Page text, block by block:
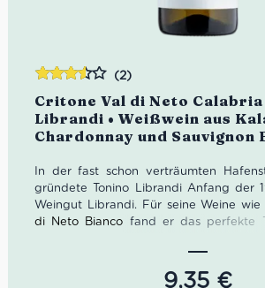
Critone Val di Neto
Librandi • Weißwein aus
Chardonnay und Sauvignon
(2)
In der fast schon verträumten
gründete Tonino Librandi Anfang der
Weingut Librandi. Für seine Weine wie
di Neto Bianco fand er das perfekte
speichert der lehmige Boden die
Reben während des heißen Tages.
9,35 €
mit3.50
von 5